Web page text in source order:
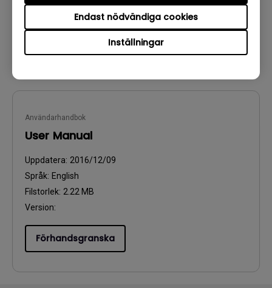
Inställningar
Endast nödvändiga cookies
Förhandsgranska
Användarhandbok
User Manual
Uppdatera: 2016/12/09
Språk: English
Filstorlek: 2.22 MB
Version:
Förhandsgranska